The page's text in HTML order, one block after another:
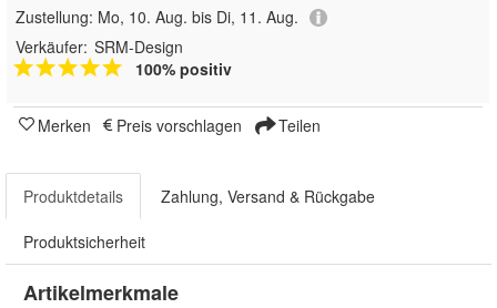
Zustellung: Mo, 10. Aug. bis Di, 11. Aug.
Verkäufer: SRM-Design
100% positiv
Merken Preis vorschlagen Teilen
Produktdetails Zahlung, Versand & Rückgabe
Produktsicherheit
Artikelmerkmale